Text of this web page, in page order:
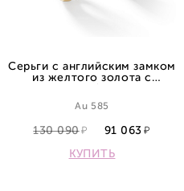
Серьги с английским замком
из желтого золота с
Au 585
130 090
91 063
КУПИТЬ